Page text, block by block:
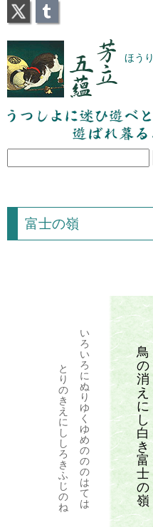
芳立五蘊 ほう
うつしよに迷ひ遊べと聞き
身なり
富士の嶺
鳥
の
消
え
に
し
白
き
富
士
の
嶺
い
ろ
い
ろ
に
ぬ
り
ゆ
く
ゆ
め
の
の
の
は
て
は
と
り
の
き
え
に
し
し
ろ
き
ふ
じ
の
ね
X Tumblr